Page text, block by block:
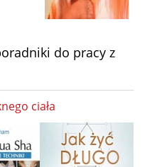
do pracy z
ciała